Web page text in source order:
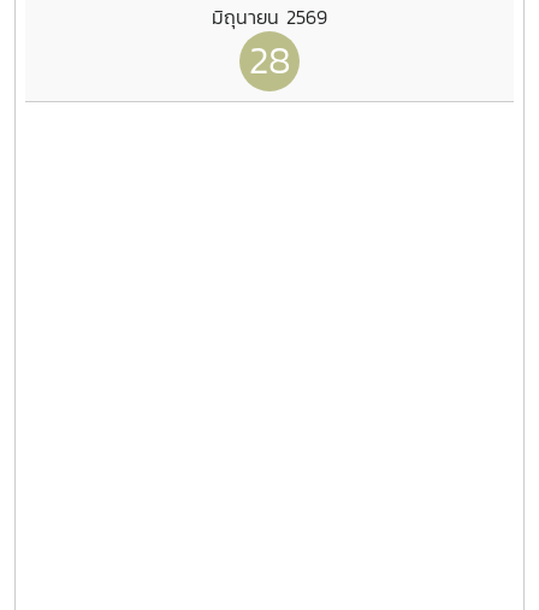
มิถุนายน 2569
28